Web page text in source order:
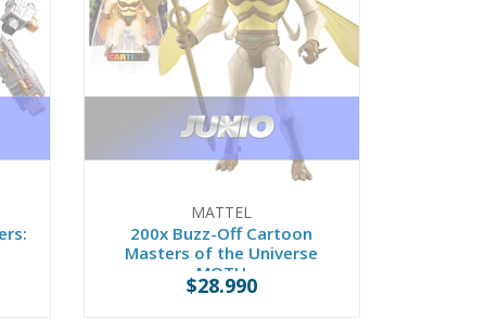
MATTEL
200x Buzz-Off Cartoon
Masters of the Universe
MOTU
PREVENTA
$28.990